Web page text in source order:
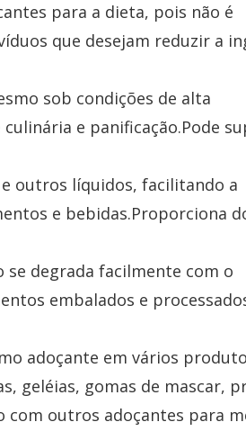
para a dieta, pois não é
que desejam reduzir a
sob condições de alta
e panificação.Pode
outros líquidos, facilitando a
e bebidas.Proporciona
se degrada facilmente com o
embalados e
adoçante em vários
geléias, gomas de mascar,
com outros adoçantes para